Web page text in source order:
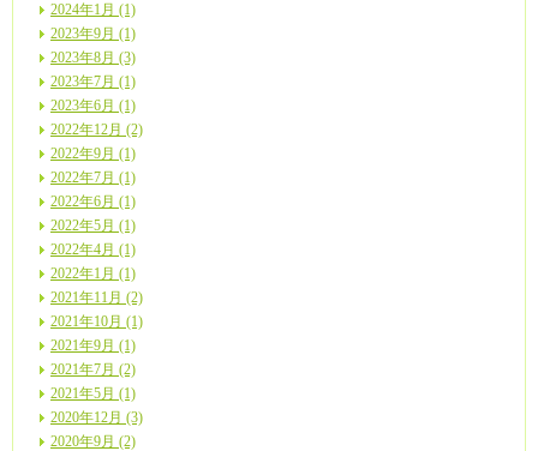
2024年1月 (1)
2023年9月 (1)
2023年8月 (3)
2023年7月 (1)
2023年6月 (1)
2022年12月 (2)
2022年9月 (1)
2022年7月 (1)
2022年6月 (1)
2022年5月 (1)
2022年4月 (1)
2022年1月 (1)
2021年11月 (2)
2021年10月 (1)
2021年9月 (1)
2021年7月 (2)
2021年5月 (1)
2020年12月 (3)
2020年9月 (2)